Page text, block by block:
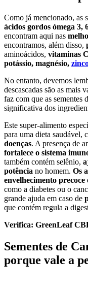
Como já mencionado, as
ácidos gordos ómega 3,
encontram aqui nas
encontramos, além disso,
aminoácidos, vitaminas
potássio, magnésio,
No entanto, devemos
descascadas são as mais
faz com que as sementes
significativa dos
Este super-alimento
para uma dieta saudável,
doenças. A presença de
fortalece o sistema
também contém selênio,
potência no homem. Os
envelhecimento
como a diabetes ou o
grande ajuda em caso de
que contém regula a
Verifica: GreenLeaf
Sementes de
porque vale a